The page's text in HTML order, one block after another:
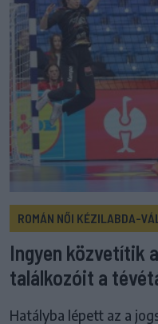
ROMÁN NŐI KÉZILABDA-
Ingyen közvetítik
találkozóit a
Hatályba lépett az a